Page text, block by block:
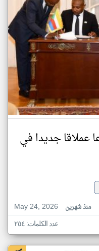
جديدا في
May 24, 2026
منذ شهرين
عدد الكلمات: ٢٥٤